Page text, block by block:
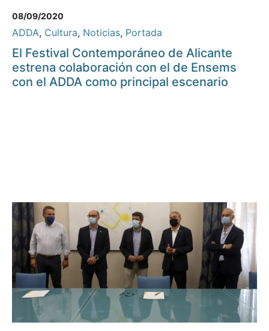
08/09/2020
ADDA, Cultura, Noticias, Portada
El Festival Contemporáneo de Alicante
estrena colaboración con el de Ensems
con el ADDA como principal escenario